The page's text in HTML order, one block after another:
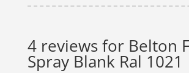
4 reviews for Belton
Spray Blank Ral 1021